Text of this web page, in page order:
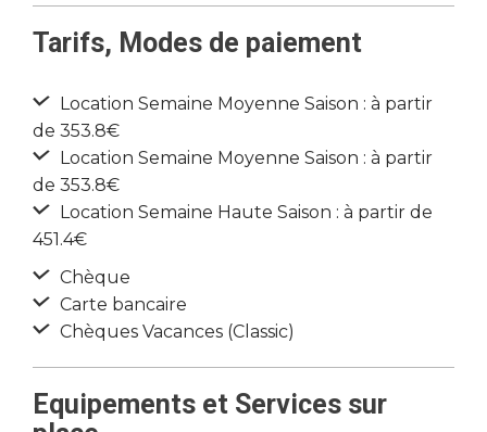
Tarifs, Modes de paiement
Location Semaine Moyenne Saison : à partir
de 353.8€
Location Semaine Moyenne Saison : à partir
de 353.8€
Location Semaine Haute Saison : à partir de
451.4€
Chèque
Carte bancaire
Chèques Vacances (Classic)
Equipements et Services sur